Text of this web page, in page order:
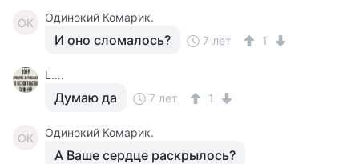
ОК Одинокий Комарик.
И оно сломалось? 7 лет 1
L….
Думаю да 7 лет 1
ОК Одинокий Комарик.
А Ваше сердце раскрылось?